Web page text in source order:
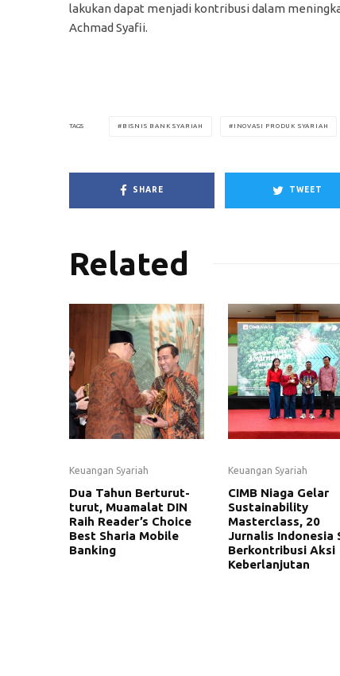
lakukan dapat menjadi kontribusi dalam
Achmad Syafii.
TAGS BISNIS BANK SYARIAH INOVASI PRODUK SYARIAH
SHARE TWEET
Related
Keuangan Syariah
Dua Tahun Berturut-
turut, Muamalat DIN
Raih Reader’s Choice
Best Sharia Mobile
Banking
Keuangan Syariah
CIMB Niaga Gelar
Sustainability
Masterclass, 20
Jurnalis Indonesia
Berkontribusi Aksi
Keberlanjutan